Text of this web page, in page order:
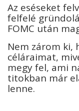
Az eséseket
felfelé
FOMC után
Nem zárom ki,
céláraimat,
megy fel, ami
titokban már
lenne.